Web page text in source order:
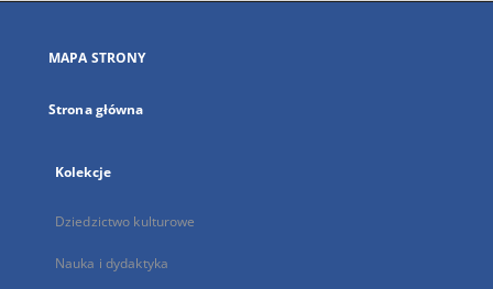
karcie
MAPA STRONY
Strona główna
Kolekcje
Dziedzictwo kulturowe
Nauka i dydaktyka